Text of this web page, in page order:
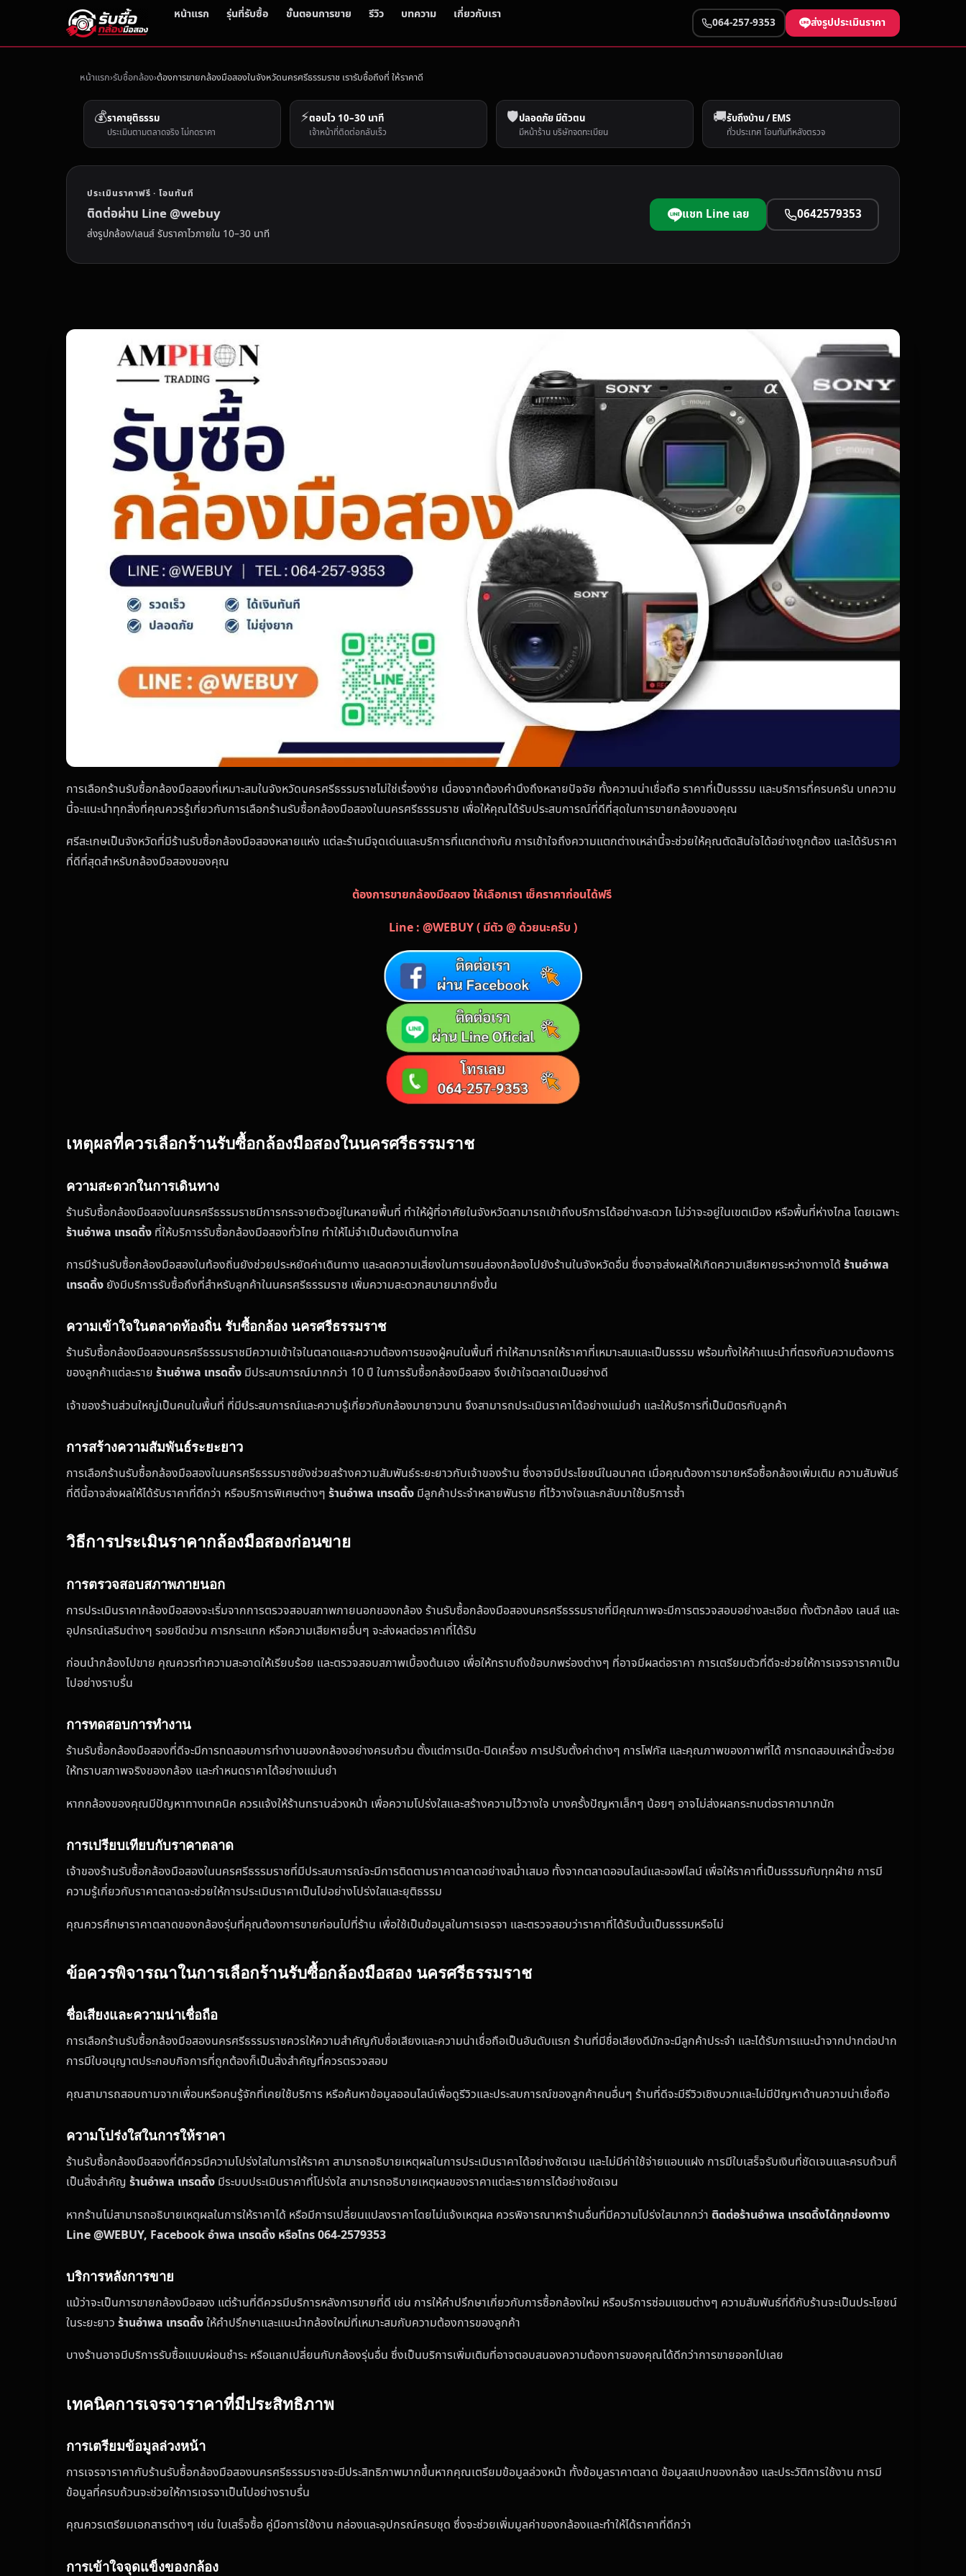
หน้าแรก รุ่นที่รับซื้อ ขั้นตอนการขาย รีวิว บทความ เกี่ยวกับเรา
064-257-9353 ส่งรูปประเมินราคา
หน้าแรก รับซื้อกล้อง ต้องการขายกล้องมือสองในจังหวัดนครศรีธรรมราช เรารับซื้อถึงที่ ให้ราคาดี
💰ราคายุติธรรม
ประเมินตามตลาดจริง ไม่กดราคา
⚡ตอบไว 10–30 นาที
เจ้าหน้าที่ติดต่อกลับเร็ว
🛡️ปลอดภัย มีตัวตน
มีหน้าร้าน บริษัทจดทะเบียน
🚚รับถึงบ้าน / EMS
ทั่วประเทศ โอนทันทีหลังตรวจ
ประเมินราคาฟรี · โอนทันที
ติดต่อผ่าน Line @webuy
ส่งรูปกล้อง/เลนส์ รับราคาไวภายใน 10–30 นาที
แชท Line เลย 0642579353
การเลือกร้านรับซื้อกล้องมือสองที่เหมาะสมในจังหวัดนครศรีธรรมราชไม่ใช่เรื่องง่าย เนื่องจากต้องคำนึงถึงหลายปัจจัย ทั้งความน่าเชื่อถือ ราคาที่เป็นธรรม และบริการที่ครบครัน บทความ
นี้จะแนะนำทุกสิ่งที่คุณควรรู้เกี่ยวกับการเลือกร้านรับซื้อกล้องมือสองในนครศรีธรรมราช เพื่อให้คุณได้รับประสบการณ์ที่ดีที่สุดในการขายกล้องของคุณ
ศรีสะเกษเป็นจังหวัดที่มีร้านรับซื้อกล้องมือสองหลายแห่ง แต่ละร้านมีจุดเด่นและบริการที่แตกต่างกัน การเข้าใจถึงความแตกต่างเหล่านี้จะช่วยให้คุณตัดสินใจได้อย่างถูกต้อง และได้รับราคา
ที่ดีที่สุดสำหรับกล้องมือสองของคุณ
ต้องการขายกล้องมือสอง ให้เลือกเรา เช็คราคาก่อนได้ฟรี
Line : @WEBUY ( มีตัว @ ด้วยนะครับ )
เหตุผลที่ควรเลือกร้านรับซื้อกล้องมือสองในนครศรีธรรมราช
ความสะดวกในการเดินทาง
ร้านรับซื้อกล้องมือสองในนครศรีธรรมราชมีการกระจายตัวอยู่ในหลายพื้นที่ ทำให้ผู้ที่อาศัยในจังหวัดสามารถเข้าถึงบริการได้อย่างสะดวก ไม่ว่าจะอยู่ในเขตเมือง หรือพื้นที่ห่างไกล โดยเฉพาะ
ร้านอำพล เทรดดิ้ง ที่ให้บริการรับซื้อกล้องมือสองทั่วไทย ทำให้ไม่จำเป็นต้องเดินทางไกล
การมีร้านรับซื้อกล้องมือสองในท้องถิ่นยังช่วยประหยัดค่าเดินทาง และลดความเสี่ยงในการขนส่องกล้องไปยังร้านในจังหวัดอื่น ซึ่งอาจส่งผลให้เกิดความเสียหายระหว่างทางได้ ร้านอำพล
เทรดดิ้ง ยังมีบริการรับซื้อถึงที่สำหรับลูกค้าในนครศรีธรรมราช เพิ่มความสะดวกสบายมากยิ่งขึ้น
ความเข้าใจในตลาดท้องถิ่น รับซื้อกล้อง นครศรีธรรมราช
ร้านรับซื้อกล้องมือสองนครศรีธรรมราชมีความเข้าใจในตลาดและความต้องการของผู้คนในพื้นที่ ทำให้สามารถให้ราคาที่เหมาะสมและเป็นธรรม พร้อมทั้งให้คำแนะนำที่ตรงกับความต้องการ
ของลูกค้าแต่ละราย ร้านอำพล เทรดดิ้ง มีประสบการณ์มากกว่า 10 ปี ในการรับซื้อกล้องมือสอง จึงเข้าใจตลาดเป็นอย่างดี
เจ้าของร้านส่วนใหญ่เป็นคนในพื้นที่ ที่มีประสบการณ์และความรู้เกี่ยวกับกล้องมายาวนาน จึงสามารถประเมินราคาได้อย่างแม่นยำ และให้บริการที่เป็นมิตรกับลูกค้า
การสร้างความสัมพันธ์ระยะยาว
การเลือกร้านรับซื้อกล้องมือสองในนครศรีธรรมราชยังช่วยสร้างความสัมพันธ์ระยะยาวกับเจ้าของร้าน ซึ่งอาจมีประโยชน์ในอนาคต เมื่อคุณต้องการขายหรือซื้อกล้องเพิ่มเติม ความสัมพันธ์
ที่ดีนี้อาจส่งผลให้ได้รับราคาที่ดีกว่า หรือบริการพิเศษต่างๆ ร้านอำพล เทรดดิ้ง มีลูกค้าประจำหลายพันราย ที่ไว้วางใจและกลับมาใช้บริการซ้ำ
วิธีการประเมินราคากล้องมือสองก่อนขาย
การตรวจสอบสภาพภายนอก
การประเมินราคากล้องมือสองจะเริ่มจากการตรวจสอบสภาพภายนอกของกล้อง ร้านรับซื้อกล้องมือสองนครศรีธรรมราชที่มีคุณภาพจะมีการตรวจสอบอย่างละเอียด ทั้งตัวกล้อง เลนส์ และ
อุปกรณ์เสริมต่างๆ รอยขีดข่วน การกระแทก หรือความเสียหายอื่นๆ จะส่งผลต่อราคาที่ได้รับ
ก่อนนำกล้องไปขาย คุณควรทำความสะอาดให้เรียบร้อย และตรวจสอบสภาพเบื้องต้นเอง เพื่อให้ทราบถึงข้อบกพร่องต่างๆ ที่อาจมีผลต่อราคา การเตรียมตัวที่ดีจะช่วยให้การเจรจาราคาเป็น
ไปอย่างราบรื่น
การทดสอบการทำงาน
ร้านรับซื้อกล้องมือสองที่ดีจะมีการทดสอบการทำงานของกล้องอย่างครบถ้วน ตั้งแต่การเปิด-ปิดเครื่อง การปรับตั้งค่าต่างๆ การโฟกัส และคุณภาพของภาพที่ได้ การทดสอบเหล่านี้จะช่วย
ให้ทราบสภาพจริงของกล้อง และกำหนดราคาได้อย่างแม่นยำ
หากกล้องของคุณมีปัญหาทางเทคนิค ควรแจ้งให้ร้านทราบล่วงหน้า เพื่อความโปร่งใสและสร้างความไว้วางใจ บางครั้งปัญหาเล็กๆ น้อยๆ อาจไม่ส่งผลกระทบต่อราคามากนัก
การเปรียบเทียบกับราคาตลาด
เจ้าของร้านรับซื้อกล้องมือสองในนครศรีธรรมราชที่มีประสบการณ์จะมีการติดตามราคาตลาดอย่างสม่ำเสมอ ทั้งจากตลาดออนไลน์และออฟไลน์ เพื่อให้ราคาที่เป็นธรรมกับทุกฝ่าย การมี
ความรู้เกี่ยวกับราคาตลาดจะช่วยให้การประเมินราคาเป็นไปอย่างโปร่งใสและยุติธรรม
คุณควรศึกษาราคาตลาดของกล้องรุ่นที่คุณต้องการขายก่อนไปที่ร้าน เพื่อใช้เป็นข้อมูลในการเจรจา และตรวจสอบว่าราคาที่ได้รับนั้นเป็นธรรมหรือไม่
ข้อควรพิจารณาในการเลือกร้านรับซื้อกล้องมือสอง นครศรีธรรมราช
ชื่อเสียงและความน่าเชื่อถือ
การเลือกร้านรับซื้อกล้องมือสองนครศรีธรรมราชควรให้ความสำคัญกับชื่อเสียงและความน่าเชื่อถือเป็นอันดับแรก ร้านที่มีชื่อเสียงดีมักจะมีลูกค้าประจำ และได้รับการแนะนำจากปากต่อปาก
การมีใบอนุญาตประกอบกิจการที่ถูกต้องก็เป็นสิ่งสำคัญที่ควรตรวจสอบ
คุณสามารถสอบถามจากเพื่อนหรือคนรู้จักที่เคยใช้บริการ หรือค้นหาข้อมูลออนไลน์เพื่อดูรีวิวและประสบการณ์ของลูกค้าคนอื่นๆ ร้านที่ดีจะมีรีวิวเชิงบวกและไม่มีปัญหาด้านความน่าเชื่อถือ
ความโปร่งใสในการให้ราคา
ร้านรับซื้อกล้องมือสองที่ดีควรมีความโปร่งใสในการให้ราคา สามารถอธิบายเหตุผลในการประเมินราคาได้อย่างชัดเจน และไม่มีค่าใช้จ่ายแอบแฝง การมีใบเสร็จรับเงินที่ชัดเจนและครบถ้วนก็
เป็นสิ่งสำคัญ ร้านอำพล เทรดดิ้ง มีระบบประเมินราคาที่โปร่งใส สามารถอธิบายเหตุผลของราคาแต่ละรายการได้อย่างชัดเจน
หากร้านไม่สามารถอธิบายเหตุผลในการให้ราคาได้ หรือมีการเปลี่ยนแปลงราคาโดยไม่แจ้งเหตุผล ควรพิจารณาหาร้านอื่นที่มีความโปร่งใสมากกว่า ติดต่อร้านอำพล เทรดดิ้งได้ทุกช่องทาง
Line @WEBUY, Facebook อำพล เทรดดิ้ง หรือโทร 064-2579353
บริการหลังการขาย
แม้ว่าจะเป็นการขายกล้องมือสอง แต่ร้านที่ดีควรมีบริการหลังการขายที่ดี เช่น การให้คำปรึกษาเกี่ยวกับการซื้อกล้องใหม่ หรือบริการซ่อมแซมต่างๆ ความสัมพันธ์ที่ดีกับร้านจะเป็นประโยชน์
ในระยะยาว ร้านอำพล เทรดดิ้งให้คำปรึกษาและแนะนำกล้องใหม่ที่เหมาะสมกับความต้องการของลูกค้า
บางร้านอาจมีบริการรับซื้อแบบผ่อนชำระ หรือแลกเปลี่ยนกับกล้องรุ่นอื่น ซึ่งเป็นบริการเพิ่มเติมที่อาจตอบสนองความต้องการของคุณได้ดีกว่าการขายออกไปเลย
เทคนิคการเจรจาราคาที่มีประสิทธิภาพ
การเตรียมข้อมูลล่วงหน้า
การเจรจาราคากับร้านรับซื้อกล้องมือสองนครศรีธรรมราชจะมีประสิทธิภาพมากขึ้นหากคุณเตรียมข้อมูลล่วงหน้า ทั้งข้อมูลราคาตลาด ข้อมูลสเปกของกล้อง และประวัติการใช้งาน การมี
ข้อมูลที่ครบถ้วนจะช่วยให้การเจรจาเป็นไปอย่างราบรื่น
คุณควรเตรียมเอกสารต่างๆ เช่น ใบเสร็จซื้อ คู่มือการใช้งาน กล่องและอุปกรณ์ครบชุด ซึ่งจะช่วยเพิ่มมูลค่าของกล้องและทำให้ได้ราคาที่ดีกว่า
การเข้าใจจุดแข็งของกล้อง